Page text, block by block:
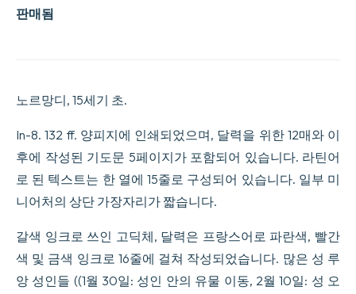
판매됨
노르망디, 15세기 초.
In-8. 132 ff. 양피지에 인쇄되었으며, 달력을 위한 12매와 이
후에 작성된 기도문 5페이지가 포함되어 있습니다. 라틴어
로 된 텍스트는 한 열에 15줄로 구성되어 있습니다. 일부 미
니어처의 상단 가장자리가 짧습니다.
갈색 잉크로 쓰인 고딕체, 달력은 프랑스어로 파란색, 빨간
색 및 금색 잉크로 16줄에 걸쳐 작성되었습니다. 많은 성 루
앙 성인들 ((1월 30일: 성인 안의 유물 이동, 2월 10일: 성 오